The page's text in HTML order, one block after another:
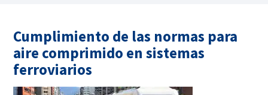
Cumplimiento de las normas para
aire comprimido en sistemas
ferroviarios